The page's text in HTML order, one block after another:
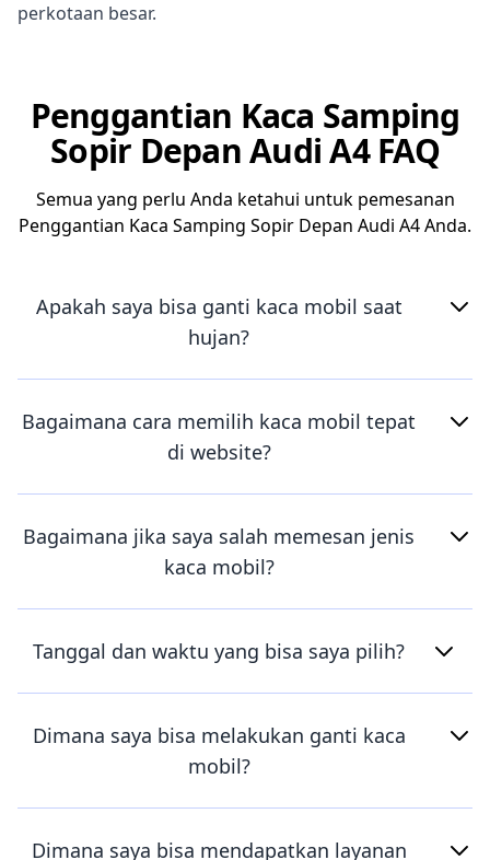
perkotaan besar.
Penggantian Kaca Samping
Sopir Depan Audi A4 FAQ
Semua yang perlu Anda ketahui untuk pemesanan
Penggantian Kaca Samping Sopir Depan Audi A4 Anda.
Apakah saya bisa ganti kaca mobil saat
hujan?
Bagaimana cara memilih kaca mobil tepat
di website?
Bagaimana jika saya salah memesan jenis
kaca mobil?
Tanggal dan waktu yang bisa saya pilih?
Dimana saya bisa melakukan ganti kaca
mobil?
Dimana saya bisa mendapatkan layanan